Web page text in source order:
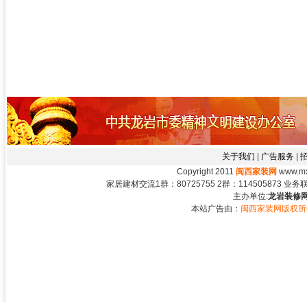
关于我们 广告服务|
Copyright 2011 闽西家装网
家居建材交流1群：80725755 2群：114505873 业务
主办单位:龙岩装修
本站广告由： 闽西家装网版权